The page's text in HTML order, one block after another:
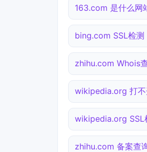
163.com 是什么网
bing.com SSL检测
zhihu.com Whois
wikipedia.org 打不
wikipedia.org SSL
zhihu.com 备案查